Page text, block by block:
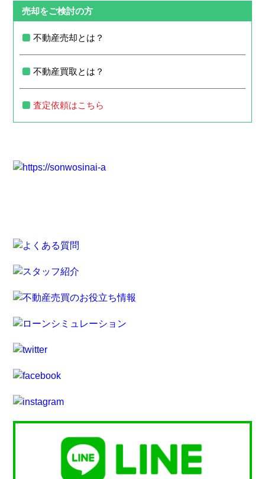
売却をご検討の方
不動産売却とは？
不動産買取とは？
査定依頼はこちら